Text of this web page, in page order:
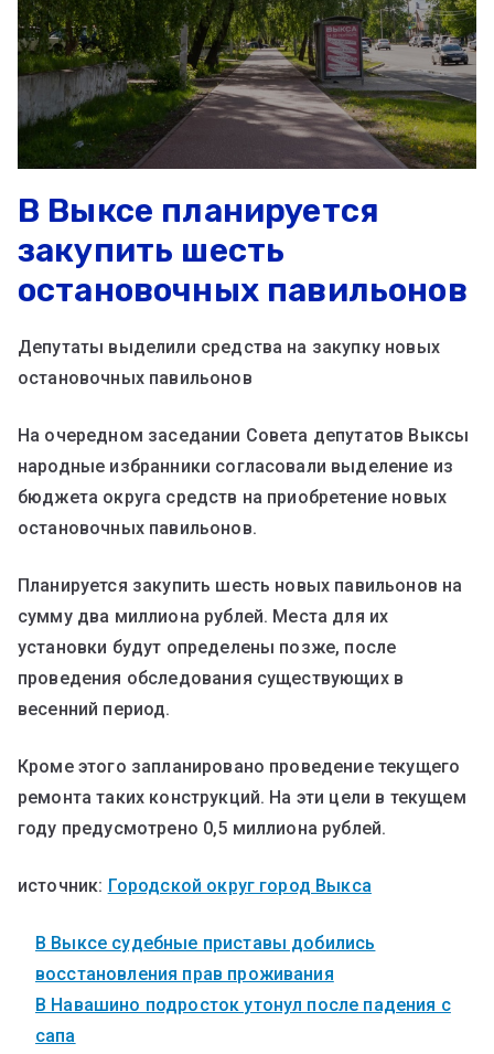
В Выксе планируется
закупить шесть
остановочных павильонов
Депутаты выделили средства на закупку новых
остановочных павильонов
На очередном заседании Совета депутатов Выксы
народные избранники согласовали выделение из
бюджета округа средств на приобретение новых
остановочных павильонов.
Планируется закупить шесть новых павильонов на
сумму два миллиона рублей. Места для их
установки будут определены позже, после
проведения обследования существующих в
весенний период.
Кроме этого запланировано проведение текущего
ремонта таких конструкций. На эти цели в текущем
году предусмотрено 0,5 миллиона рублей.
источник: Городской округ город Выкса
В Выксе судебные приставы добились
восстановления прав проживания
В Навашино подросток утонул после падения с
сапа